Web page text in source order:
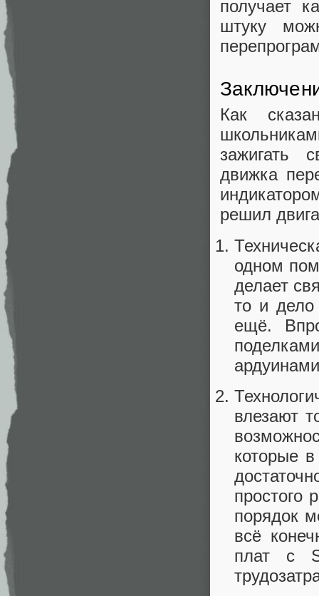
получает
штуку
Как
зажигать
движка
решил
одном
делает
то и дело
ещё.
влезают
которые
простого
порядок
всё
плат с